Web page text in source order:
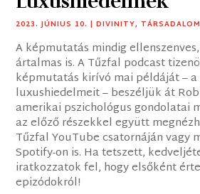
2023. JÚNIUS 10. |DIVINITY, TÁRSADALOM
A képmutatás mindig
ártalmas is. A Tűzfal podcast
képmutatás kirívó mai példáját –
luxushiedelmeit – beszéljük át
amerikai pszichológus gondolatai
az előző részekkel együtt
Tűzfal YouTube csatornáján vagy
Spotify-on is. Ha tetszett,
iratkozzatok fel, hogy elsőként
epizódokról!